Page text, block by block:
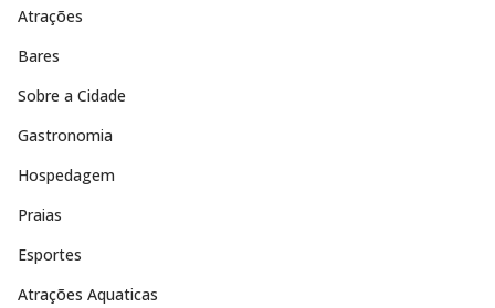
Atrações
Bares
Sobre a Cidade
Gastronomia
Hospedagem
Praias
Esportes
Atrações Aquaticas